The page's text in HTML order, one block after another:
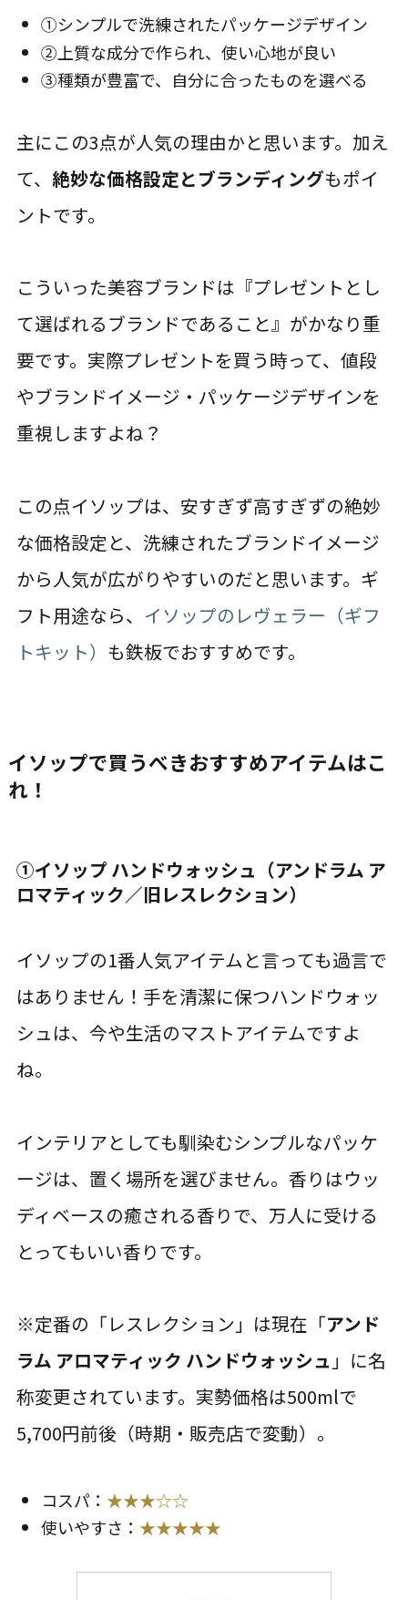
①シンプルで洗練されたパッケージデザイン
②上質な成分で作られ、使い心地が良い
③種類が豊富で、自分に合ったものを選べる
主にこの3点が人気の理由かと思います。加え
て、 絶妙な価格設定とブランディングもポイ
ントです。
こういった美容ブランドは『プレゼントとし
て選ばれるブランドであること』がかなり重
要です。実際プレゼントを買う時って、値段
やブランドイメージ・パッケージデザインを
重視しますよね？
この点イソップは、安すぎず高すぎずの絶妙
な価格設定と、洗練されたブランドイメージ
から人気が広がりやすいのだと思います。ギ
フト用途なら、 イソップのレヴェラー（ギフ
トキット） も鉄板でおすすめです。
イソップで買うべきおすすめアイテムはこ
れ！
①イソップ ハンドウォッシュ（アンドラム ア
ロマティック／旧レスレクション）
イソップの1番人気アイテムと言っても過言で
はありません！手を清潔に保つハンドウォッ
シュは、今や生活のマストアイテムですよ
ね。
インテリアとしても馴染むシンプルなパッケ
ージは、置く場所を選びません。香りはウッ
ディベースの癒される香りで、万人に受ける
とってもいい香りです。
※定番の「レスレクション」は現在「アンド
ラム アロマティック ハンドウォッシュ 」に名
称変更されています。実勢価格は500mlで
5,700円前後（時期・販売店で変動）。
コスパ： ★★★☆☆
使いやすさ： ★★★★★